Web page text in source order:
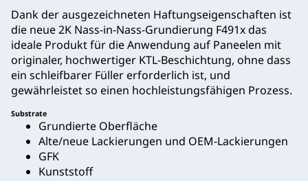
Dank der ausgezeichneten Haftungseigenschaften ist
die neue 2K Nass‑in‑Nass‑Grundierung F491x das
ideale Produkt für die Anwendung auf Paneelen mit
originaler, hochwertiger KTL‑Beschichtung, ohne dass
ein schleifbarer Füller erforderlich ist, und
gewährleistet so einen hochleistungsfähigen Prozess.
Substrate
Grundierte Oberfläche
Alte/neue Lackierungen und OEM-Lackierungen
GFK
Kunststoff